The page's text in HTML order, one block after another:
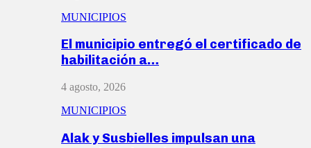
MUNICIPIOS
El municipio entregó el certificado de
habilitación a…
4 agosto, 2026
MUNICIPIOS
Alak y Susbielles impulsan una